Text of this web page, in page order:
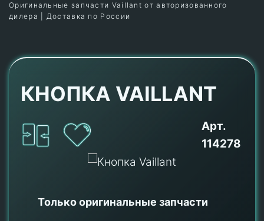
Оригинальные запчасти Vaillant от авторизованного
дилера | Доставка по России
КНОПКА VAILLANT
Арт.
114278
Только оригинальные запчасти